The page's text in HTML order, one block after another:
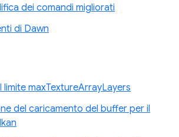
dei comandi migliorati
di Dawn
limite maxTextureArrayLayers
del caricamento del buffer per il